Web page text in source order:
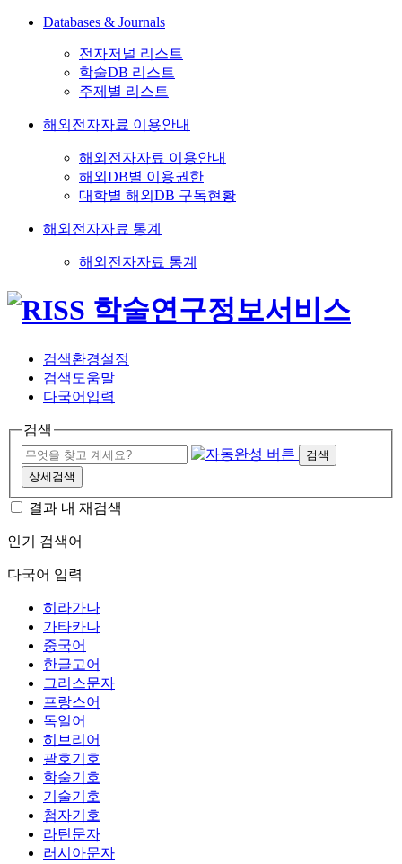
Databases & Journals
전자저널 리스트
학술DB 리스트
주제별 리스트
해외전자자료 이용안내
해외전자자료 이용안내
해외DB별 이용권한
대학별 해외DB 구독현황
해외전자자료 통계
해외전자자료 통계
검색환경설정
검색도움말
다국어입력
검색
검색
상세검색
결과 내 재검색
인기 검색어
다국어 입력
히라가나
가타카나
중국어
한글고어
그리스문자
프랑스어
독일어
히브리어
괄호기호
학술기호
기술기호
첨자기호
라틴문자
러시아문자